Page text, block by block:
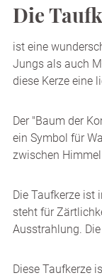
Die
ist eine
Jungs als auch
diese Kerze eine
Der "Baum der
ein Symbol für
zwischen
Die Taufkerze ist
steht für
Ausstrahlung.
Diese Taufkerze